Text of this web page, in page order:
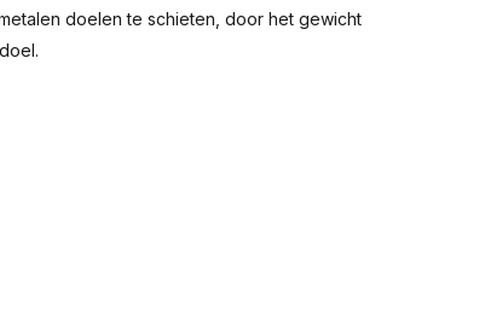
doelen te schieten, door het gewicht